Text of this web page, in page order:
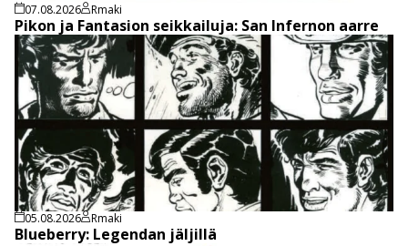
07.08.2026 Rmaki
Pikon ja Fantasion seikkailuja: San Infernon aarre
05.08.2026 Rmaki
Blueberry: Legendan jäljillä